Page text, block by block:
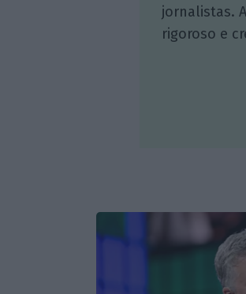
jornalistas.
rigoroso e